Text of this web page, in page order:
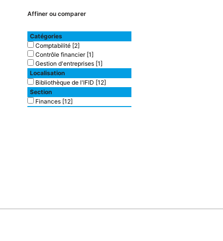
Affiner ou comparer
Catégories
Comptabilité [2]
Contrôle financier [1]
Gestion d'entreprises [1]
Localisation
Bibliothèque de l'IFID [12]
Section
Finances [12]